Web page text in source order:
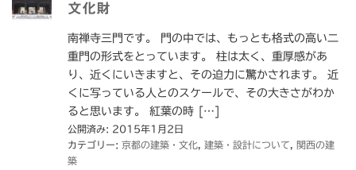
文化財
南禅寺三門です。 門の中では、もっとも格式の高い二
重門の形式をとっています。 柱は太く、重厚感があ
り、近くにいきますと、その迫力に驚かされます。 近
くに写っている人とのスケールで、その大きさがわか
ると思います。 紅葉の時 […]
公開済み: 2015年1月2日
カテゴリー: 京都の建築・文化 建築・設計について
関西の建
築